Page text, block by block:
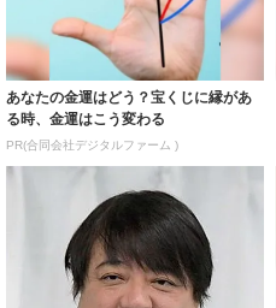
あなたの金運はどう？宝くじに縁があ
る時、金運はこう変わる
PR(合同会社デジタルファーム )